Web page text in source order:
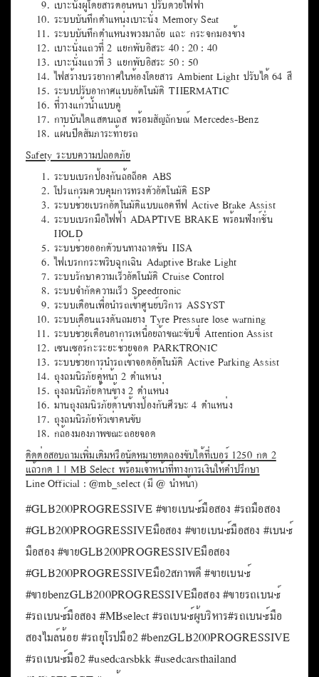
เบาะนั่งผู้โดยสารตอนหน้า ปรับด้วยไฟฟ้า
ระบบบันทึกตำแหน่งเบาะนั่ง Memory Seat
ระบบบันทึกตำแหน่งพวงมาลัย และ กระจกมองข้าง
เบาะนั่งแถวที่ 2 แยกพับอิสระ 40 : 20 : 40
เบาะนั่งแถวที่ 3 แยกพับอิสระ 50 : 50
ไฟสร้างบรรยากาศในห้องโดยสาร Ambient Light ปรับได้ 64 สี
ระบบปรับอากาศแบบอัตโนมัติ THERMATIC
ที่วางแก้วน้ำแบบคู่
กาบบันไดแสตนเลส พร้อมสัญลักษณ์ Mercedes-Benz
แผ่นปิดสัมภาระท้ายรถ
Safety ระบบความปลอดภัย
ระบบเบรกป้องกันล้อล็อค ABS
โปรแกรมควบคุมการทรงตัวอัตโนมัติ ESP
ระบบช่วยเบรกอัตโนมัติแบบแอคทีฟ Active Brake Assist
ระบบเบรกมือไฟฟ้า ADAPTIVE BRAKE พร้อมฟังก์ชั่น
HOLD
ระบบช่วยออกตัวบนทางลาดชัน HSA
ไฟเบรกกระพริบฉุกเฉิน Adaptive Brake Light
ระบบรักษาความเร็วอัตโนมัติ Cruise Control
ระบบจำกัดความเร็ว Speedtronic
ระบบเตือนเพื่อนำรถเข้าศูนย์บริการ ASSYST
ระบบเตือนแรงดันลมยาง Tyre Pressure lose warning
ระบบช่วยเตือนอาการเหนื่อยล้าขณะขับขี่ Attention Assist
เซนเซอร์กะระยะช่วยจอด PARKTRONIC
ระบบช่วยการนำรถเข้าจอดอัตโนมัติ Active Parking Assist
ถุงลมนิรภัยคู่หน้า 2 ตำแหน่ง
ถุงลมนิรภัยด้านข้าง 2 ตำแหน่ง
ม่านถุงลมนิรภัยด้านข้างป้องกันศีรษะ 4 ตำแหน่ง
ถุงลมนิรภัยหัวเข่าคนขับ
กล้องมองภาพขณะถอยจอด
ติดต่อสอบถามเพิ่มเติมหรือนัดหมายทดลองขับได้ที่เบอร์ 1250 กด 2
แล้วกด 1 | MB Select พร้อมเจ้าหน้าที่ทางการเงินให้คำปรึกษา
Line Official : @mb_select (มี @ นำหน้า)
#GLB200PROGRESSIVE #ขายเบนซ์มือสอง #รถมือสอง
#GLB200PROGRESSIVEมือสอง #ขายเบนซ์มือสอง #เบนซ์
มือสอง #ขายGLB200PROGRESSIVEมือสอง
#GLB200PROGRESSIVEมือ2สภาพดี #ขายเบนซ์
#ขายbenzGLB200PROGRESSIVEมือสอง #ขายรถเบนซ์
#รถเบนซ์มือสอง #MBselect #รถเบนซ์ผู้บริหาร#รถเบนซ์มือ
สองไมล์น้อย #รถยุโรปมือ2 #benzGLB200PROGRESSIVE
#รถเบนซ์มือ2 #usedcarsbkk #usedcarsthailand